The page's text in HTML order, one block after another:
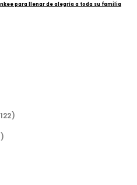
para llenar de alegría a toda su familia